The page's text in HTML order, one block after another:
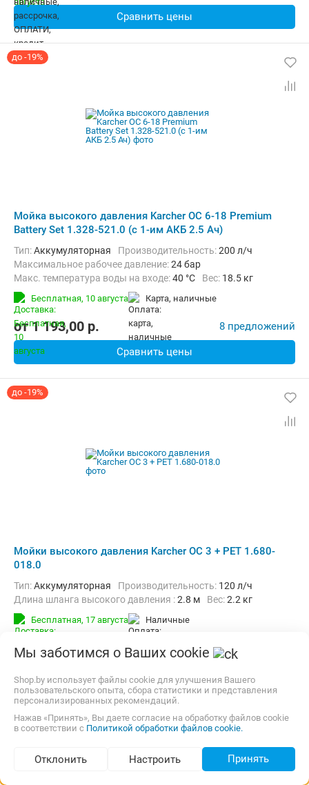
Подбор по параметрам (108)
Сравнить цены
до -19%
Мойка высокого давления Karcher OC 6-18 Premium
Battery Set 1.328-521.0 (с 1-им АКБ 2.5 Ач)
Тип:Аккумуляторная Производительность:200 л/ч
Максимальное рабочее давление:24 бар
Макс. температура воды на входе:40 °C Вес: 18.5 кг
Бесплатная, 10 августа карта, наличные
от1 193,00 p. 8 предложений
Сравнить цены
до -19%
Мойки высокого давления Karcher OC 3 + PET 1.680-
018.0
Тип:Аккумуляторная Производительность: 120 л/ч
Длина шланга высокого давления :2.8 м Вес:2.2 кг
Бесплатная, 17 августа наличные
934,00p. 1 предложение
Сравнить цены
до -19%
Мы заботимся о Ваших cookie
Shop.by использует файлы cookie для улучшения Вашего
пользовательского опыта, сбора статистики и представления
персонализированных рекомендаций.
Нажав «Принять», Вы даете согласие на обработку файлов cookie
в соответствии с Политикой обработки файлов cookie.
Отклонить Настроить Принять